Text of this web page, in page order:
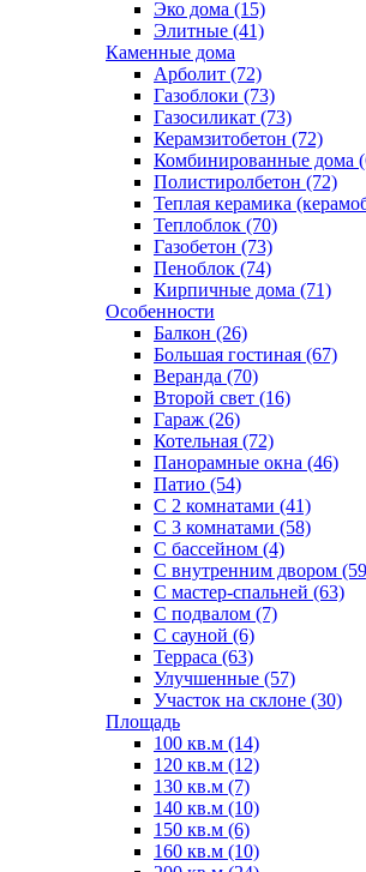
Эко дома (15)
Элитные (41)
Каменные дома
Арболит (72)
Газоблоки (73)
Газосиликат (73)
Керамзитобетон (72)
Комбинированные дома
Полистиролбетон (72)
Теплая керамика
Теплоблок (70)
Газобетон (73)
Пеноблок (74)
Кирпичные дома (71)
Особенности
Балкон (26)
Большая гостиная (67)
Веранда (70)
Второй свет (16)
Гараж (26)
Котельная (72)
Панорамные окна (46)
Патио (54)
С 2 комнатами (41)
С 3 комнатами (58)
С бассейном (4)
С внутренним двором
С мастер-спальней (63)
С подвалом (7)
С сауной (6)
Терраса (63)
Улучшенные (57)
Участок на склоне (30)
Площадь
100 кв.м (14)
120 кв.м (12)
130 кв.м (7)
140 кв.м (10)
150 кв.м (6)
160 кв.м (10)